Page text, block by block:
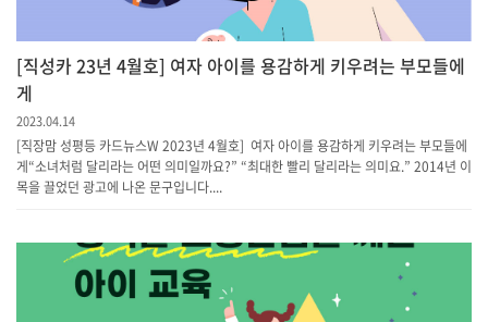
[직성카 23년 4월호] 여자 아이를 용감하게 키우려는 부모들에
게
2023.04.14
[직장맘 성평등 카드뉴스W 2023년 4월호] 여자 아이를 용감하게 키우려는 부모들에
게“소녀처럼 달리라는 어떤 의미일까요?” “최대한 빨리 달리라는 의미요.” 2014년 이
목을 끌었던 광고에 나온 문구입니다....